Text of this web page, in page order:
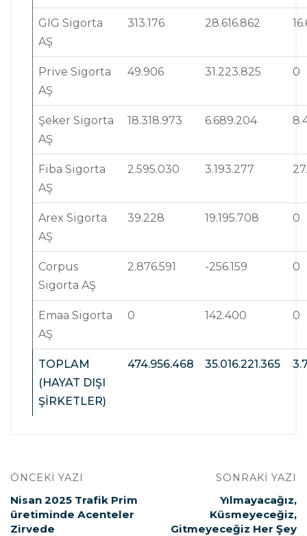
GIG Sigorta
AŞ
313.176 28.616.862
Prive Sigorta
AŞ
49.906 31.223.825 0
Şeker Sigorta
AŞ
18.318.973 6.689.204
Fiba Sigorta
AŞ
2.595.030 3.193.277
Arex Sigorta
AŞ
39.228 19.195.708 0
Corpus
Sigorta AŞ
2.876.591 -256.159 0
Emaa Sigorta
AŞ
0 142.400 0
TOPLAM
(HAYAT DIŞI
ŞİRKETLER)
474.956.468 35.016.221.365
ÖNCEKI YAZI
Nisan 2025 Trafik Prim
üretiminde Acenteler
Zirvede
SONRAKI YAZI
Yılmayacağız,
Küsmeyeceğiz,
Gitmeyeceğiz Her Şey